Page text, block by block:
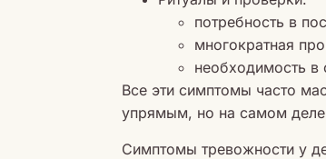
потребность в
многократная
необходимость в
Все эти симптомы часто
упрямым, но на самом деле
Симптомы тревожности у